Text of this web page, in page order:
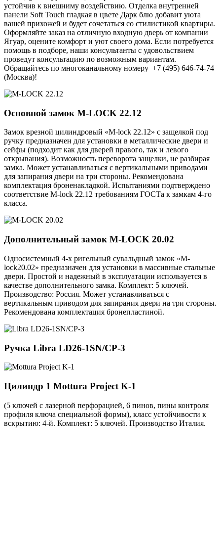
устойчив к внешниму воздействию. Отделка внутренней
панели Soft Touch гладкая в цвете Дарк блю добавит уюта
вашей прихожей и будет сочетаться со стилистикой квартиры.
Оформляйте заказ на отличную входную дверь от компании
Ягуар, оцените комфорт и уют своего дома. Если потребуется
помощь в подборе, наши консультанты с удовольствием
проведут консультацию по возможным вариантам.
Обращайтесь по многоканальному номеру +7 (495) 646-74-74
(Москва)!
Основной замок M-LOCK 22.12
Замок врезной цилиндровый «M-lock 22.12» с защелкой под
ручку предназначен для установки в металлические двери и
сейфы (подходит как для дверей правого, так и левого
открывания). Возможность переворота защелки, не разбирая
замка. Может устанавливаться с вертикальными приводами
для запирания двери на три стороны. Рекомендована
комплектация броненакладкой. Испытаниями подтверждено
соответствие M-lock 22.12 требованиям ГОСТа к замкам 4-го
класса.
Дополнительный замок M-LOCK 20.02
Односистемный 4-х ригельный сувальдный замок «M-
lock20.02» предназначен для установки в массивные стальные
двери. Простой и надежный в эксплуатации используется в
качестве дополнительного замка. Комплект: 5 ключей.
Производство: Россия. Может устанавливаться с
вертикальным приводом для запирания двери на три стороны.
Рекомендована комплектация бронепластиной.
Ручка Libra LD26-1SN/CP-3
Цилиндр 1 Mottura Project K-1
(5 ключей с лазерной перфорацией, 6 пинов, пины контроля
профиля ключа специальной формы), класс устойчивости к
вскрытию: 4-й. Комплект: 5 ключей. Производство Италия.